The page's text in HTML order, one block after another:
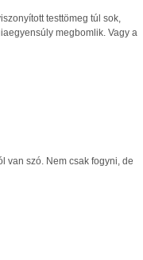
testtömeg túl sok,
megbomlik. Vagy a
van szó. Nem csak fogyni, de